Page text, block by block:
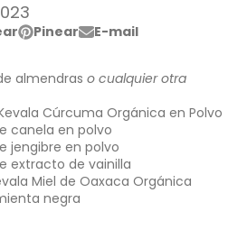
Pinear
Pin
Pinterest
Se
en
nueva
ventana.
E-mail
Compartir
correo
electrónico
almendraso cualquier otra
Cúrcuma Orgánica en Polvo
canela en polvo
jengibre en polvo
extracto de vainilla
Miel de Oaxaca Orgánica
negra